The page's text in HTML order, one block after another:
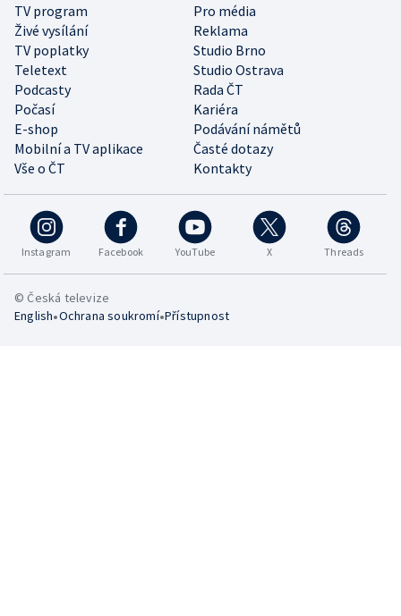
TV program
Pro média
Živé vysílání
Reklama
TV poplatky
Studio Brno
Teletext
Studio Ostrava
Podcasty
Rada ČT
Počasí
Kariéra
E-shop
Podávání námětů
Mobilní a TV aplikace
Časté dotazy
Vše o ČT
Kontakty
Instagram Facebook YouTube X Threads
© Česká televize
English•Ochrana soukromí•Přístupnost